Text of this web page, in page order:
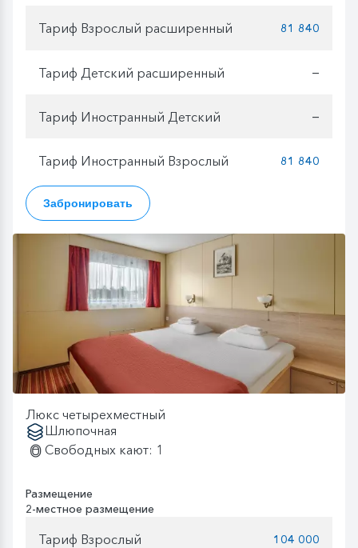
Тариф Взрослый расширенный 81 840
Тариф Детский расширенный —
Тариф Иностранный Детский —
Тариф Иностранный Взрослый 81 840
Забронировать
Люкс четырехместный
Шлюпочная
Свободных кают: 1
Размещение
2-местное размещение
Тариф Взрослый 104 000